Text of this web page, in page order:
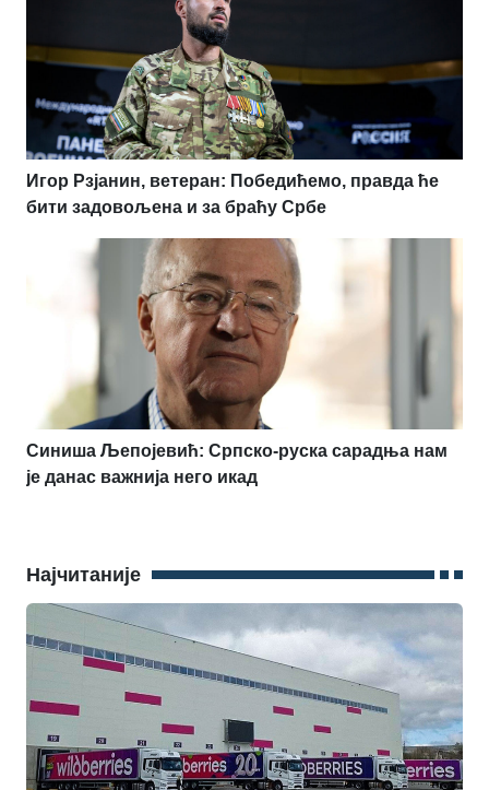
Игор Рзјанин, ветеран: Победићемо, правда ће
бити задовољена и за браћу Србе
Синиша Љепојевић: Српско-руска сарадња нам
је данас важнија него икад
Најчитаније